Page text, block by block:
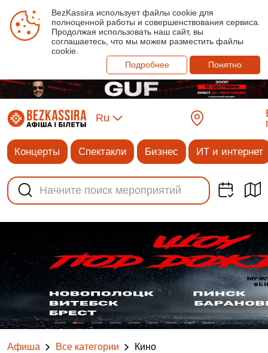
BezKassira использует файлы cookie для
полноценной работы и совершенствования сервиса.
Продолжая использовать наш сайт, вы
соглашаетесь, что мы можем разместить файлы
cookie.
Подробнее
Понятно
Ru
Концерты Спектакли Бизнес ИТ и интернет
Афиша Все категории Кино